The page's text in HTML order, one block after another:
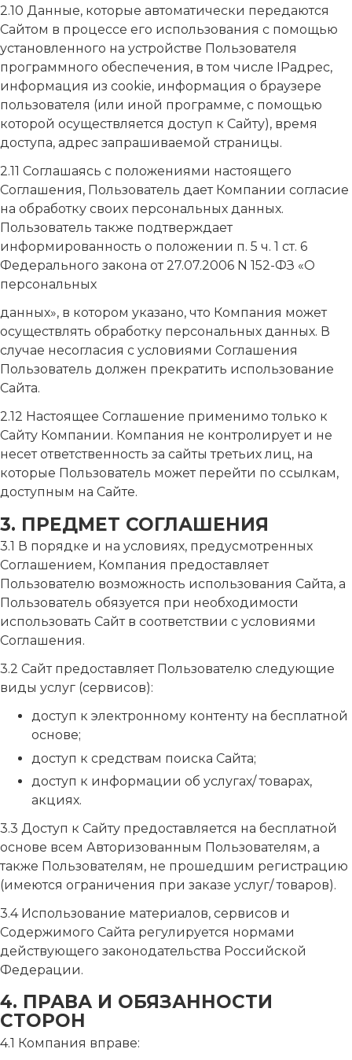
2.10 Данные, которые автоматически передаются
Сайтом в процессе его использования с помощью
установленного на устройстве Пользователя
программного обеспечения, в том числе IPадрес,
информация из cookie, информация о браузере
пользователя (или иной программе, с помощью
которой осуществляется доступ к Сайту), время
доступа, адрес запрашиваемой страницы.
2.11 Соглашаясь с положениями настоящего
Соглашения, Пользователь дает Компании согласие
на обработку своих персональных данных.
Пользователь также подтверждает
информированность о положении п. 5 ч. 1 ст. 6
Федерального закона от 27.07.2006 N 152-ФЗ «О
персональных
данных», в котором указано, что Компания может
осуществлять обработку персональных данных. В
случае несогласия с условиями Соглашения
Пользователь должен прекратить использование
Сайта.
2.12 Настоящее Соглашение применимо только к
Сайту Компании. Компания не контролирует и не
несет ответственность за сайты третьих лиц, на
которые Пользователь может перейти по ссылкам,
доступным на Сайте.
3. ПРЕДМЕТ СОГЛАШЕНИЯ
3.1 В порядке и на условиях, предусмотренных
Соглашением, Компания предоставляет
Пользователю возможность использования Сайта, а
Пользователь обязуется при необходимости
использовать Сайт в соответствии с условиями
Соглашения.
3.2 Сайт предоставляет Пользователю следующие
виды услуг (сервисов):
доступ к электронному контенту на бесплатной
основе;
доступ к средствам поиска Сайта;
доступ к информации об услугах/ товарах,
акциях.
3.3 Доступ к Сайту предоставляется на бесплатной
основе всем Авторизованным Пользователям, а
также Пользователям, не прошедшим регистрацию
(имеются ограничения при заказе услуг/ товаров).
3.4 Использование материалов, сервисов и
Содержимого Сайта регулируется нормами
действующего законодательства Российской
Федерации.
4. ПРАВА И ОБЯЗАННОСТИ
СТОРОН
4.1 Компания вправе: